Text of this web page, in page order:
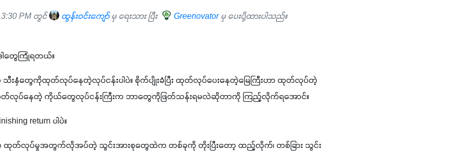
PM တွင် ထွန်းဝင်းကျော်မှ ရေးသား ပြီး Greenovator မှ ပေးပို့ထားပါသည်။
တွေကြုံရတယ်။
သီးနှံတွေကိုထုတ်လုပ်နေတဲ့လုပ်ငန်းပါပဲ။ စိုက်ပျိုးခံပြီး ထုတ်လုပ်ပေးနေတဲ့မြေကြီးဟာ ထုတ်လုပ်တဲ့
ထုတ်လုပ်နေတဲ့ ကိုယ်တွေလုပ်ငန်းကြီးက ဘာတွေကိုဖြတ်သန်းရမလဲဆိုတာကို ကြည့်လိုက်ရအောင်။
return ပါပဲ။
လုပ်မှုအတွက်လိုအပ်တဲ့ သွင်းအားစုတွေထဲက တစ်ခုကို တိုးပြီးတော့ ထည့်လိုက်၊ တစ်ခြား သွင်း